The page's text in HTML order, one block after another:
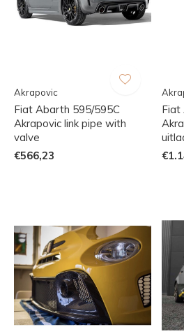
Akrapovic
Fiat Abarth 595/595C
Akrapovic link pipe with
valve
€566,23
Fiat